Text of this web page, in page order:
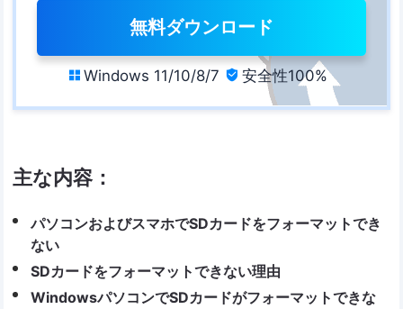
無料ダウンロード
 Windows 11/10/8/7  安全性100%
主な内容：
パソコンおよびスマホでSDカードをフォーマットでき
ない
SDカードをフォーマットできない理由
WindowsパソコンでSDカードがフォーマットできな